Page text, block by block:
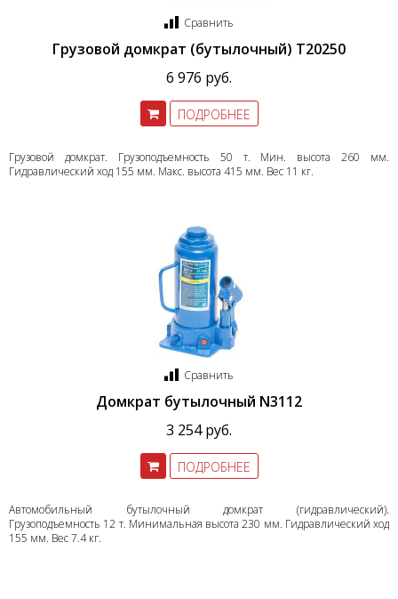
Сравнить
Грузовой домкрат (бутылочный) T20250
6 976 руб.
ПОДРОБНЕЕ
Грузовой домкрат. Грузоподъемность 50 т. Мин. высота 260 мм.
Гидравлический ход 155 мм. Макс. высота 415 мм. Вес 11 кг.
Сравнить
Домкрат бутылочный N3112
3 254 руб.
ПОДРОБНЕЕ
Автомобильный бутылочный домкрат (гидравлический).
Грузоподъемность 12 т. Минимальная высота 230 мм. Гидравлический ход
155 мм. Вес 7.4 кг.